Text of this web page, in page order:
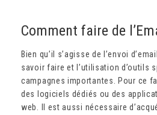
Comment faire de
Bien qu’il s’agisse de l’envoi
savoir faire et l’utilisation d’outils
campagnes importantes. Pour ce
des logiciels dédiés ou des
web. Il est aussi nécessaire